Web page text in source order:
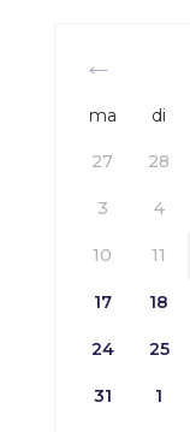
ma di
27 28
3 4
10 11
17 18
24 25
31 1